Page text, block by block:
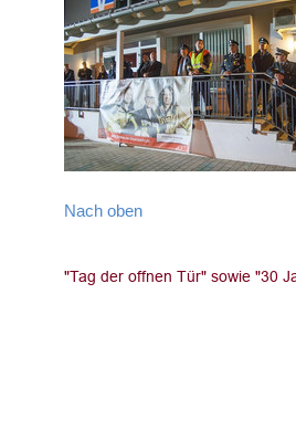
Nach oben